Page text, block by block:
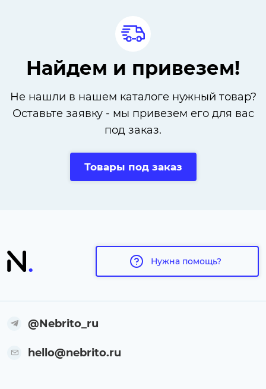
Найдем и привезем!
Не нашли в нашем каталоге нужный товар?
Оставьте заявку - мы привезем его для вас
под заказ.
Товары под заказ
Нужна помощь?
@Nebrito_ru
hello@nebrito.ru